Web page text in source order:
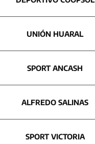
UNIÓN HUARAL
SPORT ANCASH
ALFREDO SALINAS
SPORT VICTORIA